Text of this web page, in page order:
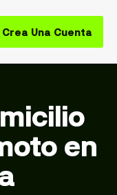
Crea Una Cuenta
en